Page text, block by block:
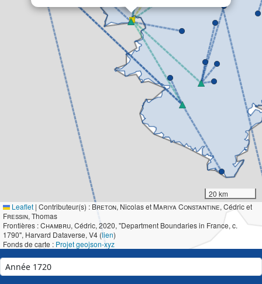
20 km
Leaflet | Contributeur(s) : Breton, Nicolas et Mariya Constantine, Cédric et
Fressin, Thomas
Frontières :Chambru, Cédric, 2020, "Department Boundaries in France, c.
1790", Harvard Dataverse, V4 (lien)
Fonds de carte : Projet geojson-xyz